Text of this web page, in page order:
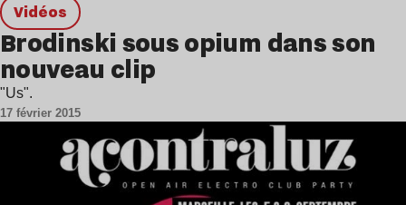
Vidéos
Brodinski sous opium dans son
nouveau clip
"Us".
17 février 2015